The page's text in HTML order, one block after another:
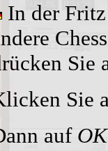
In der
Sie
Sie
auf OK